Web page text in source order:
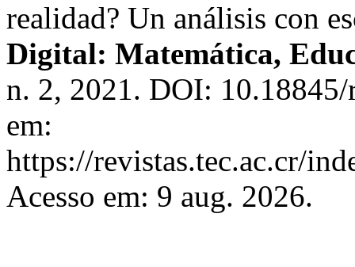
realidad? Un análisis con
Digital: Matemática,
n. 2, 2021. DOI:
em:
https://revistas.tec.ac.cr/
Acesso em: 9 aug. 2026.